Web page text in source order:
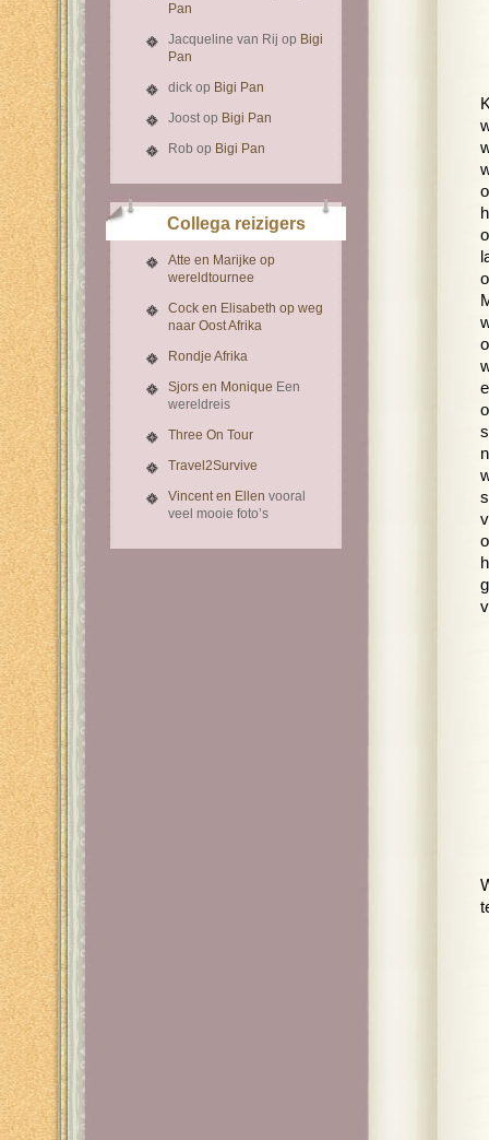
Pan
Jacqueline van Rij op Bigi
Pan
dick op Bigi Pan
Joostop Bigi Pan
Rob op Bigi Pan
Collega reizigers
Atte en Marijke op
wereldtournee
Cock en Elisabeth op weg
naar Oost Afrika
Rondje Afrika
Sjors en Monique Een
wereldreis
Three On Tour
Travel2Survive
Vincent en Ellen vooral
veel mooie foto’s